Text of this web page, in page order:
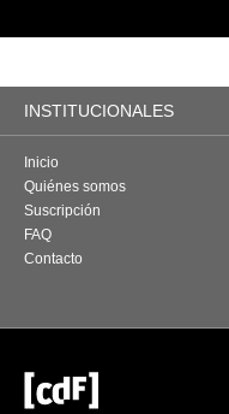
INSTITUCIONALES
Inicio
Quiénes somos
Suscripción
FAQ
Contacto